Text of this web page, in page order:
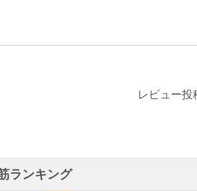
レビュー投
ランキング